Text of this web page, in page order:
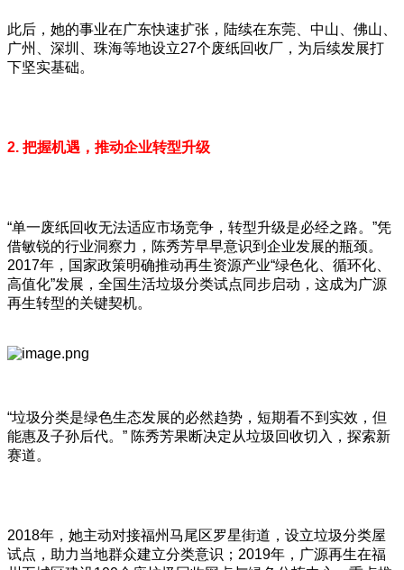
此后，她的事业在广东快速扩张，陆续在东莞、中山、佛山、
广州、深圳、珠海等地设立27个废纸回收厂，为后续发展打
下坚实基础。
2. 把握机遇，推动企业转型升级
“单一废纸回收无法适应市场竞争，转型升级是必经之路。”凭
借敏锐的行业洞察力，陈秀芳早早意识到企业发展的瓶颈。
2017年，国家政策明确推动再生资源产业“绿色化、循环化、
高值化”发展，全国生活垃圾分类试点同步启动，这成为广源
再生转型的关键契机。
“垃圾分类是绿色生态发展的必然趋势，短期看不到实效，但
能惠及子孙后代。” 陈秀芳果断决定从垃圾回收切入，探索新
赛道。
2018年，她主动对接福州马尾区罗星街道，设立垃圾分类屋
试点，助力当地群众建立分类意识；2019年，广源再生在福